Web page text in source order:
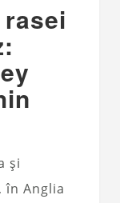
și
în Anglia